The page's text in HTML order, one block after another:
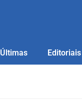
Últimas Editoriais